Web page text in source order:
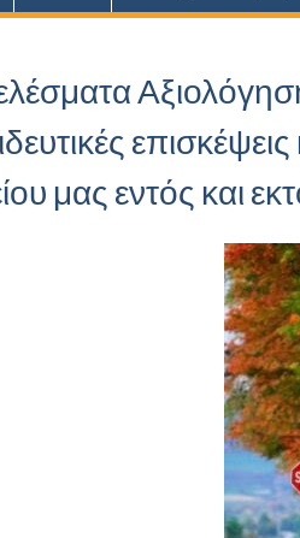
μας εντός και